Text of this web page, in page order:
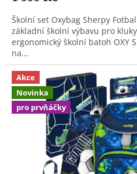
Školní set Oxybag Sherpy
základní školní výbavu pro
ergonomický školní batoh OXY
na...
Akce
Novinka
pro prvňáčky